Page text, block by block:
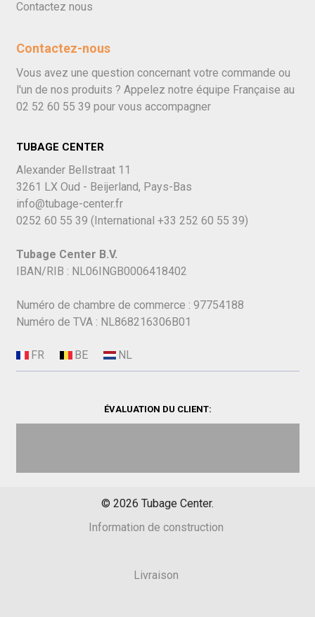
Contactez nous
Contactez-nous
Vous avez une question concernant votre commande ou
l'un de nos produits ? Appelez notre équipe Française au
02 52 60 55 39 pour vous accompagner
TUBAGE CENTER
Alexander Bellstraat 11
3261 LX Oud - Beijerland, Pays-Bas
info@tubage-center.fr
0252 60 55 39 (International +33 252 60 55 39)
Tubage Center B.V.
IBAN/RIB : NL06INGB0006418402
Numéro de chambre de commerce : 97754188
Numéro de TVA : NL868216306B01
ÉVALUATION DU CLIENT:
© 2026 Tubage Center.
Information de construction
Livraison